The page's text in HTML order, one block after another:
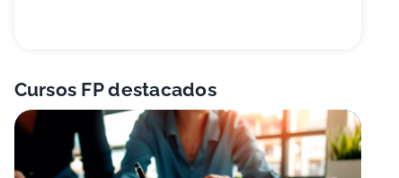
Cursos FP destacados